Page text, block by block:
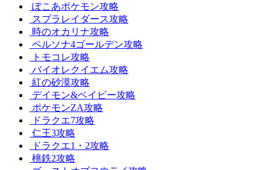
ぽこあポケモン攻略
スプラレイダース攻略
時のオカリナ攻略
ペルソナ4ゴールデン攻略
トモコレ攻略
バイオレクイエム攻略
紅の砂漠攻略
デイモン&ベイビー攻略
ポケモンZA攻略
ドラクエ7攻略
仁王3攻略
ドラクエ1・2攻略
桃鉄2攻略